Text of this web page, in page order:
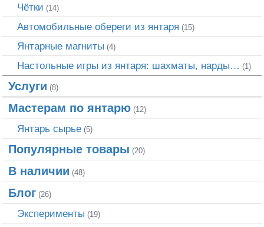
Чётки (14)
Автомобильные обереги из янтаря (15)
Янтарные магниты (4)
Настольные игры из янтаря: шахматы, нарды… (1)
Услуги (8)
Мастерам по янтарю (12)
Янтарь сырье (5)
Популярные товары (20)
В наличии (48)
Блог (26)
Эксперименты (19)